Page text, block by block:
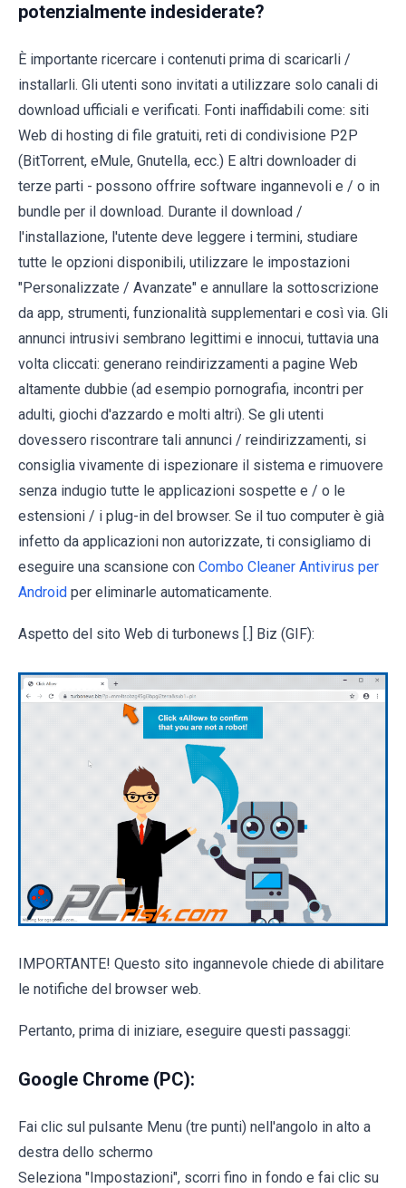
potenzialmente indesiderate?
È importante ricercare i contenuti prima di scaricarli /
installarli. Gli utenti sono invitati a utilizzare solo canali di
download ufficiali e verificati. Fonti inaffidabili come: siti
Web di hosting di file gratuiti, reti di condivisione P2P
(BitTorrent, eMule, Gnutella, ecc.) E altri downloader di
terze parti - possono offrire software ingannevoli e / o in
bundle per il download. Durante il download /
l'installazione, l'utente deve leggere i termini, studiare
tutte le opzioni disponibili, utilizzare le impostazioni
"Personalizzate / Avanzate" e annullare la sottoscrizione
da app, strumenti, funzionalità supplementari e così via. Gli
annunci intrusivi sembrano legittimi e innocui, tuttavia una
volta cliccati: generano reindirizzamenti a pagine Web
altamente dubbie (ad esempio pornografia, incontri per
adulti, giochi d'azzardo e molti altri). Se gli utenti
dovessero riscontrare tali annunci / reindirizzamenti, si
consiglia vivamente di ispezionare il sistema e rimuovere
senza indugio tutte le applicazioni sospette e / o le
estensioni / i plug-in del browser. Se il tuo computer è già
infetto da applicazioni non autorizzate, ti consigliamo di
eseguire una scansione con Combo Cleaner Antivirus per
Android per eliminarle automaticamente.
Aspetto del sito Web di turbonews [.] Biz (GIF):
IMPORTANTE! Questo sito ingannevole chiede di abilitare
le notifiche del browser web.
Pertanto, prima di iniziare, eseguire questi passaggi:
Google Chrome (PC):
Fai clic sul pulsante Menu (tre punti) nell'angolo in alto a
destra dello schermo
Seleziona "Impostazioni", scorri fino in fondo e fai clic su